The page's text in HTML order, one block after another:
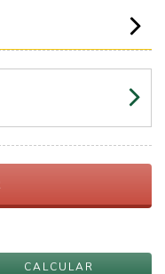
CALCULAR